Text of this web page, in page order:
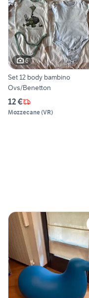
6
Set 12 body bambino
Ovs/Benetton
12 €
Mozzecane(VR)